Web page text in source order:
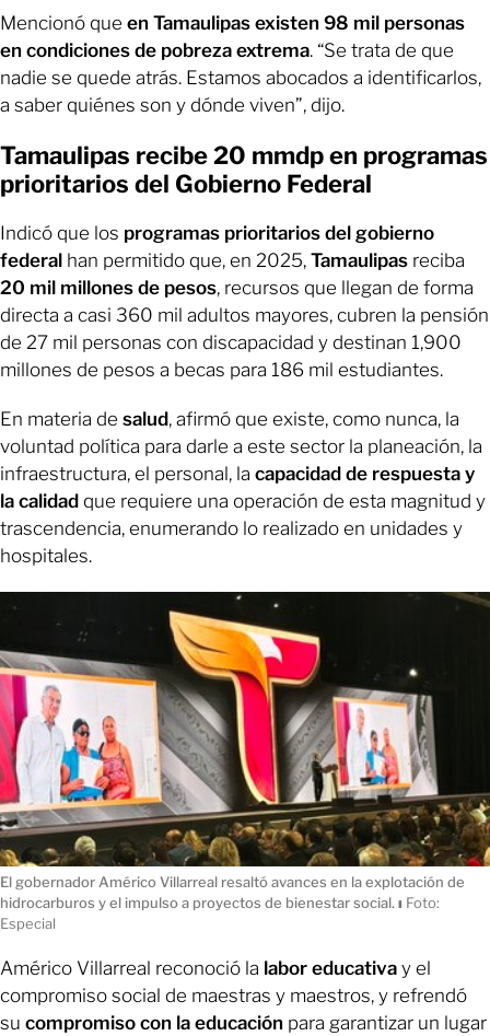
Mencionó que en Tamaulipas existen 98 mil personas
en condiciones de pobreza extrema. “Se trata de que
nadie se quede atrás. Estamos abocados a identificarlos,
a saber quiénes son y dónde viven”, dijo.
Tamaulipas recibe 20 mmdp en programas
prioritarios del Gobierno Federal
Indicó que los programas prioritarios del gobierno
federal han permitido que, en 2025, Tamaulipas reciba
20 mil millones de pesos, recursos que llegan de forma
directa a casi 360 mil adultos mayores, cubren la pensión
de 27 mil personas con discapacidad y destinan 1,900
millones de pesos a becas para 186 mil estudiantes.
En materia de salud, afirmó que existe, como nunca, la
voluntad política para darle a este sector la planeación, la
infraestructura, el personal, la capacidad de respuesta y
la calidad que requiere una operación de esta magnitud y
trascendencia, enumerando lo realizado en unidades y
hospitales.
El gobernador Américo Villarreal resaltó avances en la explotación de
hidrocarburos y el impulso a proyectos de bienestar social.ı Foto:
Especial
Américo Villarreal reconoció la labor educativa y el
compromiso social de maestras y maestros, y refrendó
su compromiso con la educación para garantizar un lugar